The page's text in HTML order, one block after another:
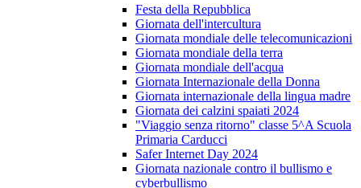
Festa della Repubblica
Giornata dell'intercultura
Giornata mondiale delle telecomunicazioni
Giornata mondiale della terra
Giornata mondiale dell'acqua
Giornata Internazionale della Donna
Giornata internazionale della lingua madre
Giornata dei calzini spaiati 2024
"Viaggio senza ritorno" classe 5^A Scuola
Primaria Carducci
Safer Internet Day 2024
Giornata nazionale contro il bullismo e
cyberbullismo